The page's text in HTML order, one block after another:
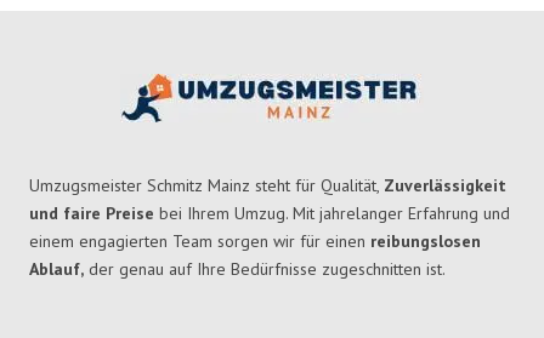
Umzugsmeister Schmitz Mainz steht für Qualität, Zuverlässigkeit
und faire Preise bei Ihrem Umzug. Mit jahrelanger Erfahrung und
einem engagierten Team sorgen wir für einen reibungslosen
Ablauf, der genau auf Ihre Bedürfnisse zugeschnitten ist.